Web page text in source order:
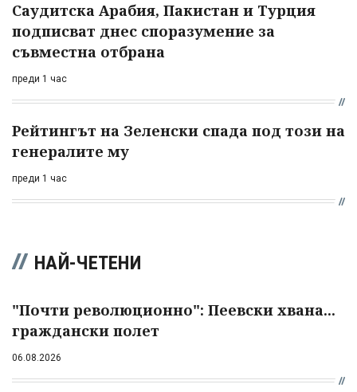
Саудитска Арабия, Пакистан и Турция
подписват днес споразумение за
съвместна отбрана
преди 1 час
Рейтингът на Зеленски спада под този на
генералите му
преди 1 час
НАЙ-ЧЕТЕНИ
"Почти революционно": Пеевски хвана...
граждански полет
06.08.2026